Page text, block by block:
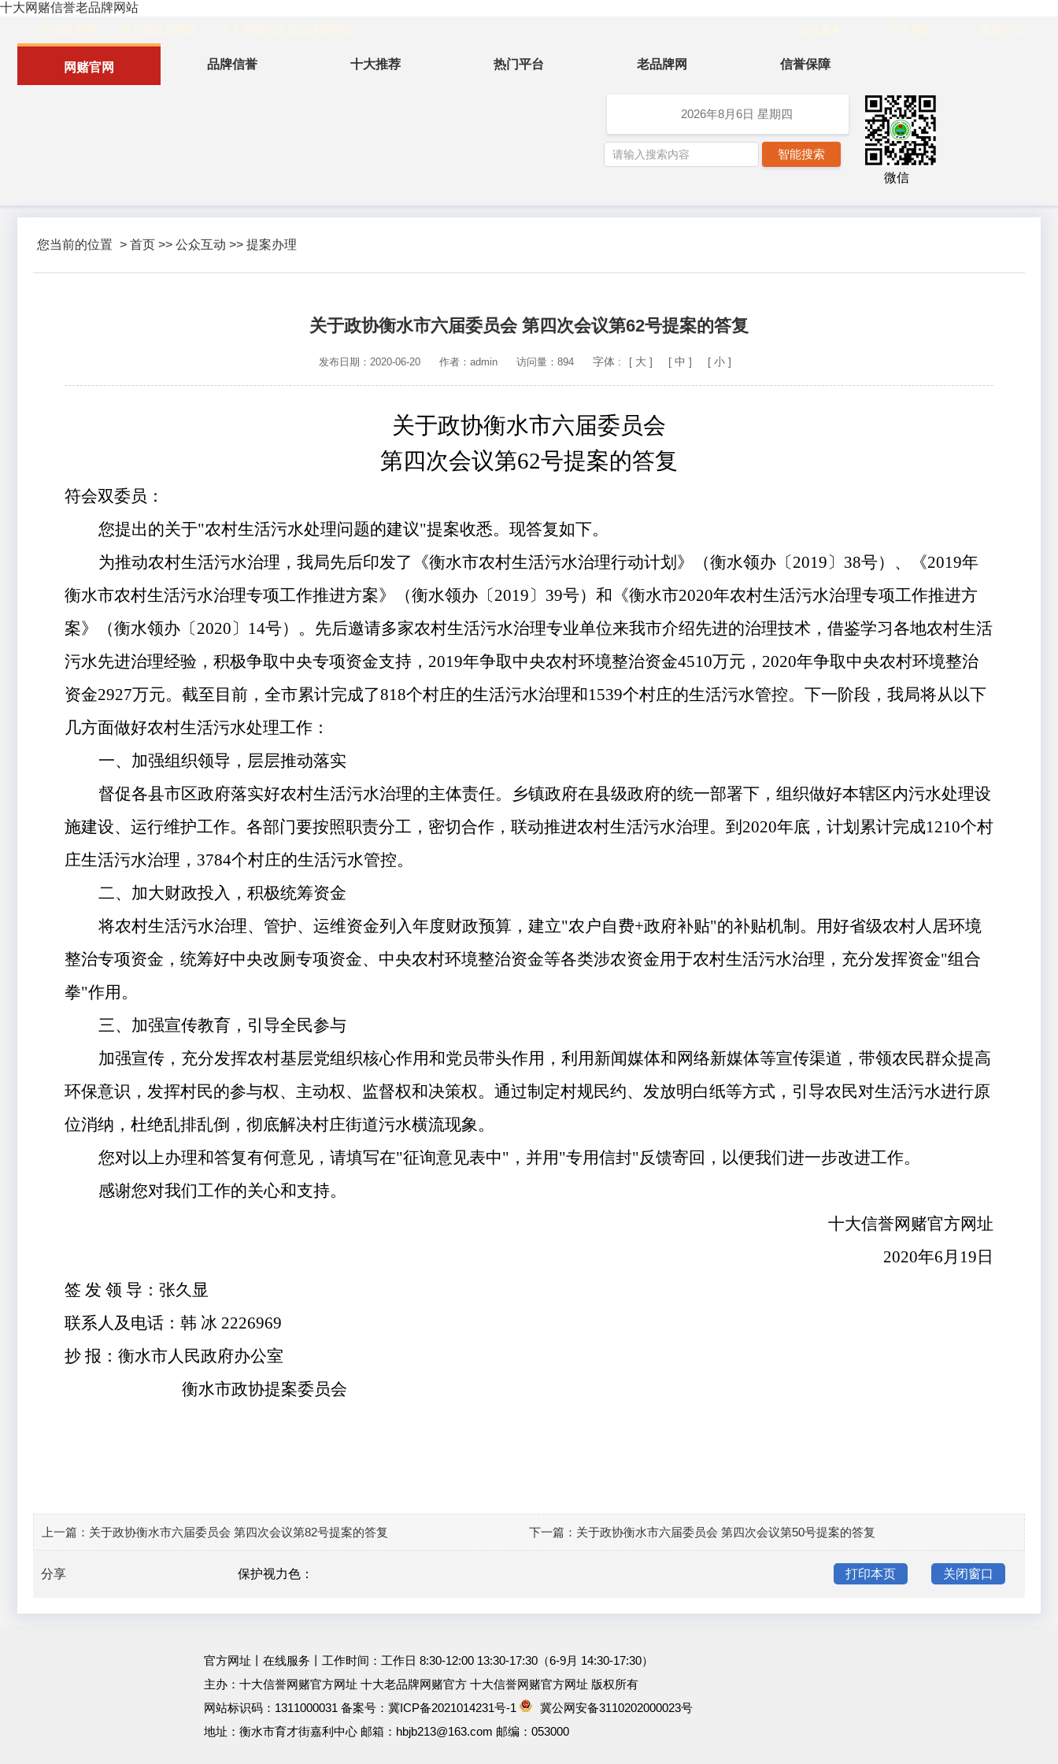
十大网赌信誉老品牌网站
网赌官网 品牌信誉 十大推荐 热门平台 老品牌网 信誉保障
2026年8月6日 星期四
微信
您当前的位置 > 首页 >> 公众互动 >> 提案办理
关于政协衡水市六届委员会 第四次会议第62号提案的答复
发布日期：2020-06-20 作者：admin 访问量：894 字体 : [ 大 ] [ 中 ] [ 小 ]
关于政协衡水市六届委员会
第四次会议第62号提案的答复
符会双委员：
您提出的关于"农村生活污水处理问题的建议"提案收悉。现答复如下。
为推动农村生活污水治理， 我局先后印发了 《衡水市农村生活污水治理行动计划》（衡水领办〔2019〕 38号） 、 《2019年
衡水市农村生活污水治理专项工作推进方案》（衡水领办〔2019〕 39号） 和 《衡水市2020年农村生活污水治理专项工作推进方
案》
（衡水领办〔2020〕 14号） 。先后邀请多家农村生活污水治理专业单位来我市介绍先进的治理技术， 借鉴学习各地农村生活
污水先进治理经验 ，积极争取中央专项资金支持， 2019年争取中央农村环境整治资金4510万元， 2020年争取中央农村环境整治
资金2927万元。截至目前， 全市累计完成了818个村庄的生活污水治理和1539个村庄的生活污水管控。下一阶段，我局将从以下
几方面做好农村生活污水处理工作：
一、 加强组织领导，层层推动落实
督促各县市区政府落实好农村生活污水治理的主体责任。乡镇政府在县级政府的统一部署下，组织做好本辖区内污水处理设
施建设、运行维护工作。 各部门要按照职责分工， 密切合作，联动推进农村生活污水治理。 到 2020年底，计划累计完成1210个村
庄生活污水治理， 3784个村庄的生活污水管控。
二、 加大财政投入，积极统筹资金
将农村生活污水治理、管护、 运维资金列入年度财政预算 ，建立"农户自费+政府补贴"的补贴机制。 用好省级农村人居环境
整治专项资金，统筹好中央改厕专项资金、中央农村环境整治资金等各类涉农资金用于农村生活污水治理，充分发挥资金"组合
拳"作用 。
三、 加强宣传教育，引导全民参与
加强宣传，充分发挥农村基层党组织核心作用和党员带头作用， 利用新闻媒体和网络新媒体等宣传渠道， 带领农民群众提高
环保意识 ， 发挥村民的参与权、主动权、监督权和决策权。 通过制定村规民约、 发放明白纸等方式，引导农民对生活污水进行原
位消纳，杜绝乱排乱倒 ， 彻底解决村庄街道污水横流现象。
您对以上办理和答复有何意见，请填写在"征询意见表中"，并用"专用信封"反馈寄回，以便我们进一步改进工作。
感谢您对我们工作的关心和支持。
十大信誉网赌官方网址
2020年6月19日
签 发 领 导：张久显
联系人及电话：韩 冰 2226969
抄 报：衡水市人民政府办公室
衡水市政协提案委员会
上一篇： 关于政协衡水市六届委员会 第四次会议第82号提案的答复 下一篇： 关于政协衡水市六届委员会 第四次会议第50号提案的答复
保护视力色：
分享 打印本页 关闭窗口
官方网址 在线服务 丨工作时间：工作日 8:30-12:00 13:30-17:30（6-9月 14:30-17:30）
主办：十大信誉网赌官方网址 十大老品牌网赌官方 十大信誉网赌官方网址 版权所有
网站标识码：1311000031 备案号： 冀ICP备2021014231号-1
冀公网安备3110202000023号
地址：衡水市育才街嘉利中心 邮箱： hbjb213@163.com 邮编：053000